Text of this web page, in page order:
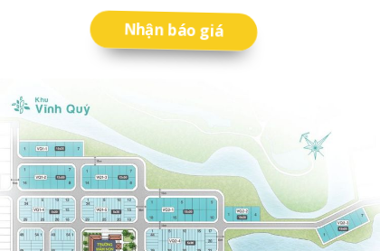
Nhận báo giá